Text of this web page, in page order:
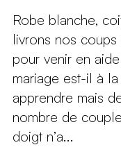
Robe blanche,
livrons nos
pour venir en
mariage est-il à
apprendre mais
nombre de
doigt n’a...